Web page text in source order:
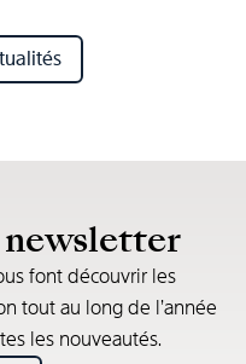
newsletter
font découvrir les
tout au long de l’année
les nouveautés.